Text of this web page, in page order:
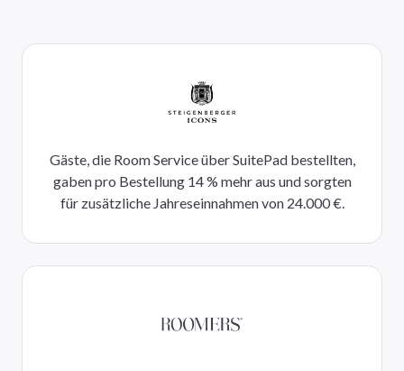
Gäste, die Room Service über SuitePad bestellten,
gaben pro Bestellung 14 % mehr aus und sorgten
für zusätzliche Jahreseinnahmen von 24.000 €.